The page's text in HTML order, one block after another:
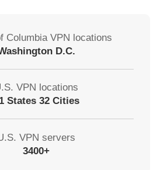
Columbia VPN locations
D.C.
VPN locations
States 32 Cities
VPN servers
3400+